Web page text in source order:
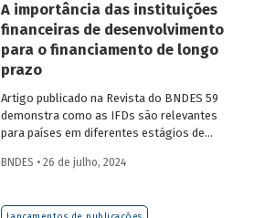
A importância das instituições
financeiras de desenvolvimento
para o financiamento de longo
prazo
Artigo publicado na Revista do BNDES 59
demonstra como as IFDs são relevantes
para países em diferentes estágios de
de estabilidade quanto nos de crise
para o desenvolvimento sustentável.
BNDES • 26 de julho, 2024